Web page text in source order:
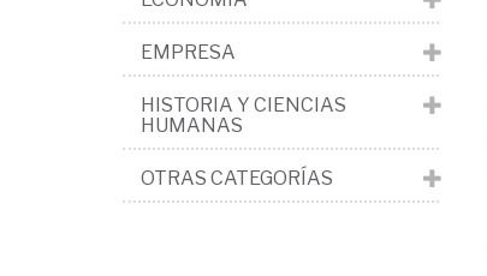
EMPRESA
HISTORIA Y CIENCIAS
HUMANAS
OTRAS CATEGORÍAS